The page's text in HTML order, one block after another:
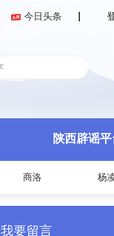
今日头条
陕西辟谣
商洛 杨
我要留言